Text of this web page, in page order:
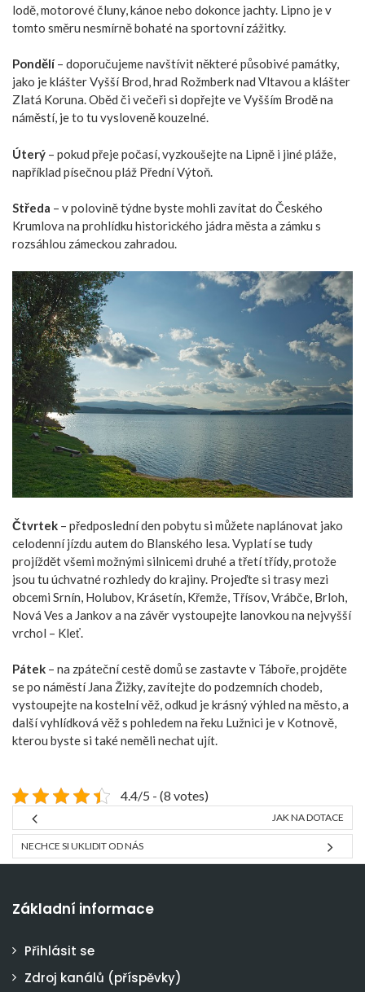
lodě, motorové čluny, kánoe nebo dokonce jachty. Lipno je v
tomto směru nesmírně bohaté na sportovní zážitky.
Pondělí– doporučujeme navštívit některé působivé památky,
jako je klášter Vyšší Brod, hrad Rožmberk nad Vltavou a klášter
Zlatá Koruna. Oběd či večeři si dopřejte ve Vyšším Brodě na
náměstí, je to tu vysloveně kouzelné.
Úterý – pokud přeje počasí, vyzkoušejte na Lipně i jiné pláže,
například písečnou pláž Přední Výtoň.
Středa – v polovině týdne byste mohli zavítat do Českého
Krumlova na prohlídku historického jádra města a zámku s
rozsáhlou zámeckou zahradou.
Čtvrtek – předposlední den pobytu si můžete naplánovat jako
celodenní jízdu autem do Blanského lesa. Vyplatí se tudy
projíždět všemi možnými silnicemi druhé a třetí třídy, protože
jsou tu úchvatné rozhledy do krajiny. Projeďte si trasy mezi
obcemi Srnín, Holubov, Krásetín, Křemže, Třísov, Vrábče, Brloh,
Nová Ves a Jankov a na závěr vystoupejte lanovkou na nejvyšší
vrchol – Kleť.
Pátek – na zpáteční cestě domů se zastavte v Táboře, projděte
se po náměstí Jana Žižky, zavítejte do podzemních chodeb,
vystoupejte na kostelní věž, odkud je krásný výhled na město, a
další vyhlídková věž s pohledem na řeku Lužnici je v Kotnově,
kterou byste si také neměli nechat ujít.
4.4/5 - (8 votes)
JAK NA DOTACE
NECHCE SI UKLIDIT OD NÁS
Základní informace
Přihlásit se
Zdroj kanálů (příspěvky)